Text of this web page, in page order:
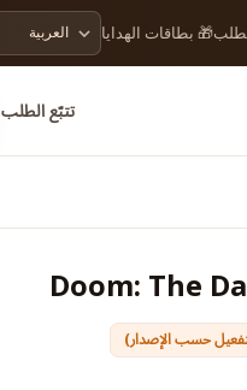
🎁 بطاقات الهدايا
تتبّع الطلب
Doom: The
حسب الإصدار)